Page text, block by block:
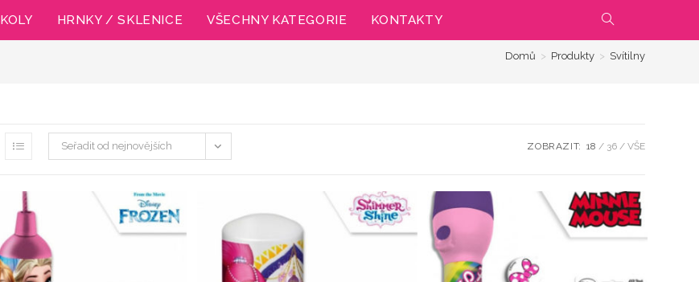
HRNKY / SKLENICE VŠECHNY KATEGORIE KONTAKTY PŘEPNOUT
VYHLEDÁVÁNÍ
WEBU
Domů > Produkty > Svítilny
Seřadit od nejnovějších ZOBRAZIT: 18 36 VŠE